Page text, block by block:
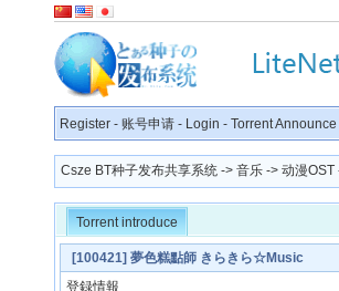
Register - 账号申请 - Login - Torrent Announce
Csze BT种子发布共享系统 -> 音乐 -> 动漫OST
Torrent introduce
[100421] 夢色糕點師 きらきら☆Music
登録情報